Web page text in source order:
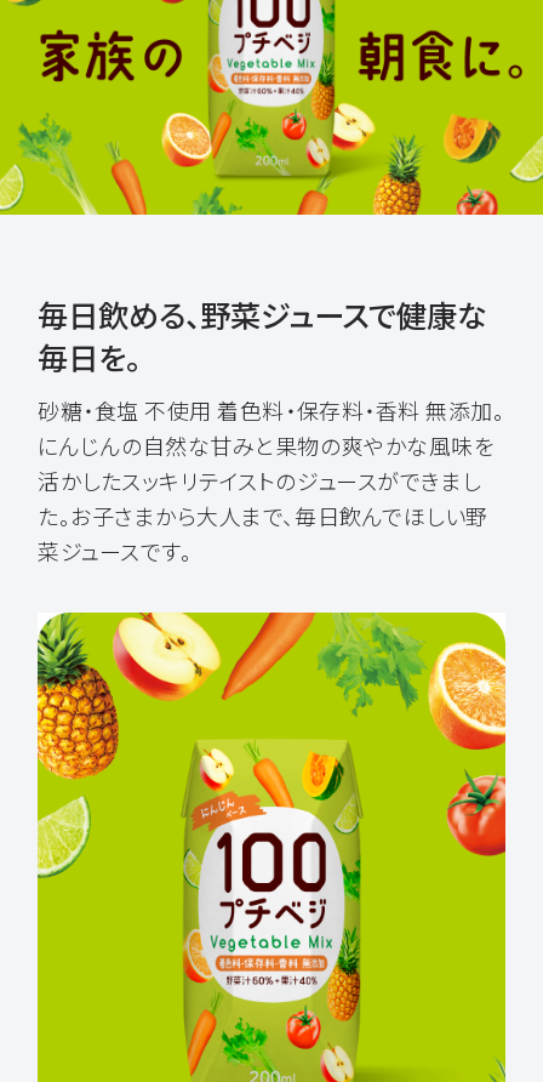
毎日飲める、野菜ジュースで健康な
毎日を。
砂糖・食塩 不使用 着色料・保存料・香料 無添加。
にんじんの自然な甘みと果物の爽やかな風味を
活かしたスッキリテイストのジュースができまし
た。お子さまから大人まで、毎日飲んでほしい野
菜ジュースです。